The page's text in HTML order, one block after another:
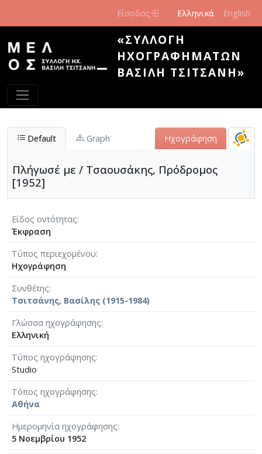
Είσοδος Ελληνικά English
«ΣΥΛΛΟΓΉ
ΗΧΟΓΡΑΦΗΜΆΤΩΝ
ΒΑΣΊΛΗ ΤΣΙΤΣΆΝΗ»
Default Graph Ηχογράφηση
Πλήγωσέ με / Τσαουσάκης, Πρόδρομος
[1952]
Είδος οντότητας
Έκφραση
Τύπος περιεχομένου
Ηχογράφηση
Συνθέτης
Τσιτσάνης, Βασίλης (1915-1984)
Γλώσσα ηχογράφησης
Ελληνική
Τύπος ηχογράφησης
Studio
Τόπος ηχογράφησης
Αθήνα
Ημερομηνία ηχογράφησης
5 Νοεμβρίου 1952